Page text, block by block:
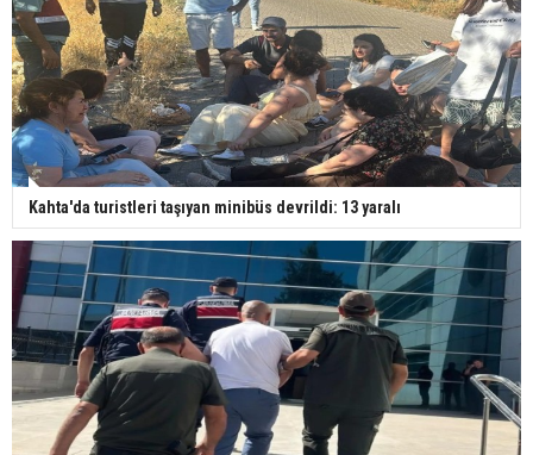
Kahta'da turistleri taşıyan minibüs devrildi: 13 yaralı